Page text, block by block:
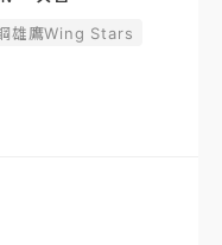
雄鷹Wing Stars